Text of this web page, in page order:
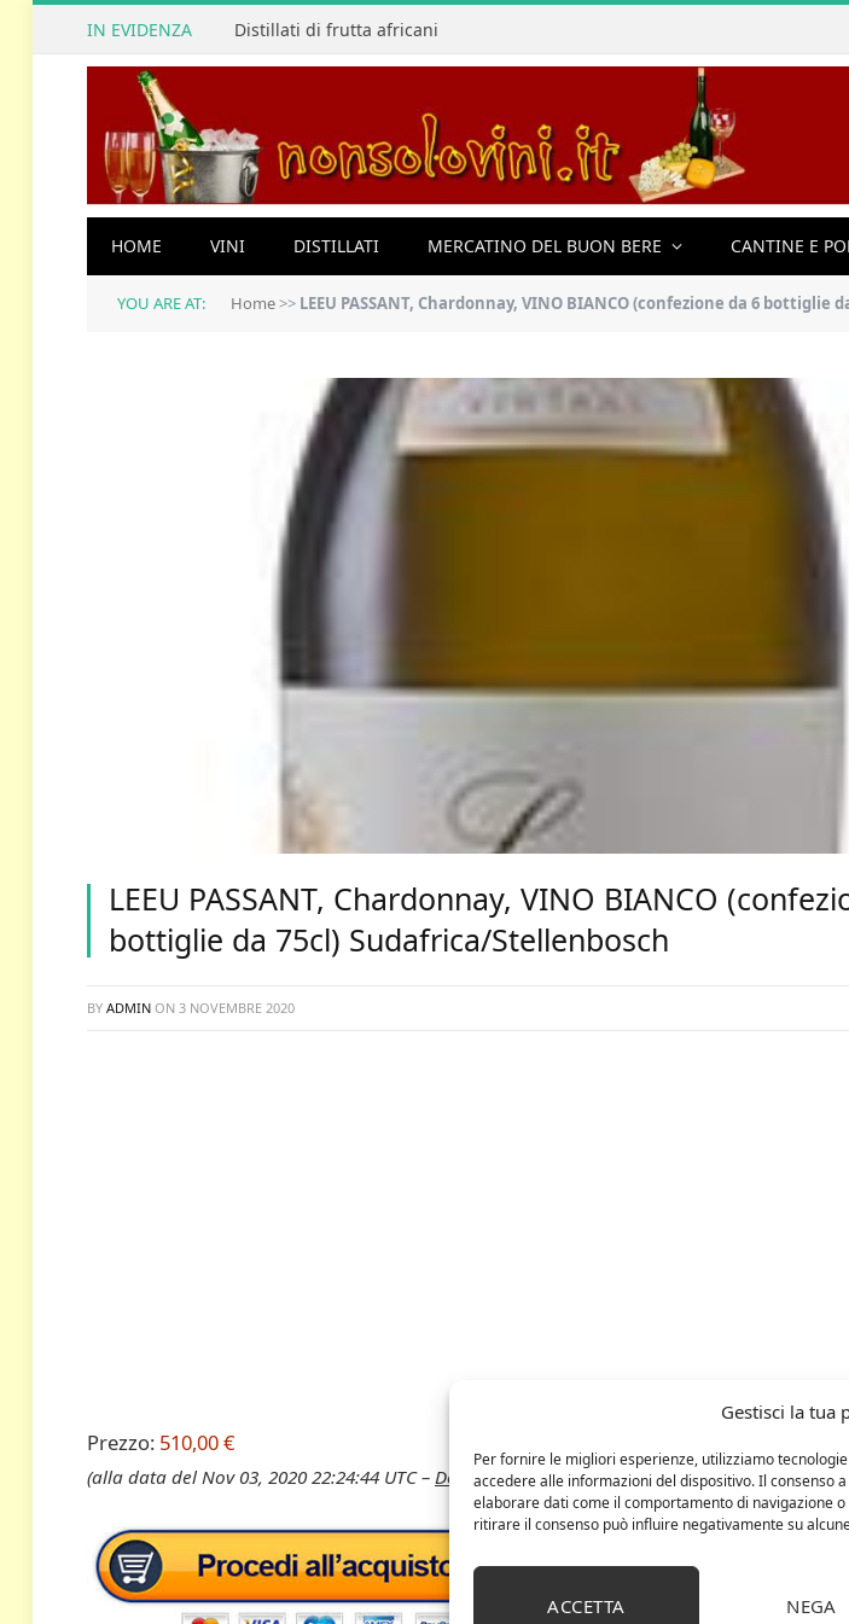
Gestisci la tua
Per fornire le migliori esperienze, utilizziamo
accedere alle informazioni del dispositivo. Il consenso
elaborare dati come il comportamento di navigazione
ritirare il consenso può influire negativamente su
ACCETTA NEGA
IN EVIDENZA Distillati di frutta africani
HOME VINI DISTILLATI MERCATINO DEL BUON BERE CANTINE E
YOU ARE AT: Home>> LEEU PASSANT, Chardonnay, VINO BIANCO (confezione da 6 bottiglie
LEEU PASSANT, Chardonnay, VINO BIANCO
bottiglie da 75cl) Sudafrica/Stellenbosch
BY ADMIN ON 3 NOVEMBRE 2020
Prezzo: 510,00 €
(alla data del Nov 03, 2020 22:24:44 UTC – Dettagli)